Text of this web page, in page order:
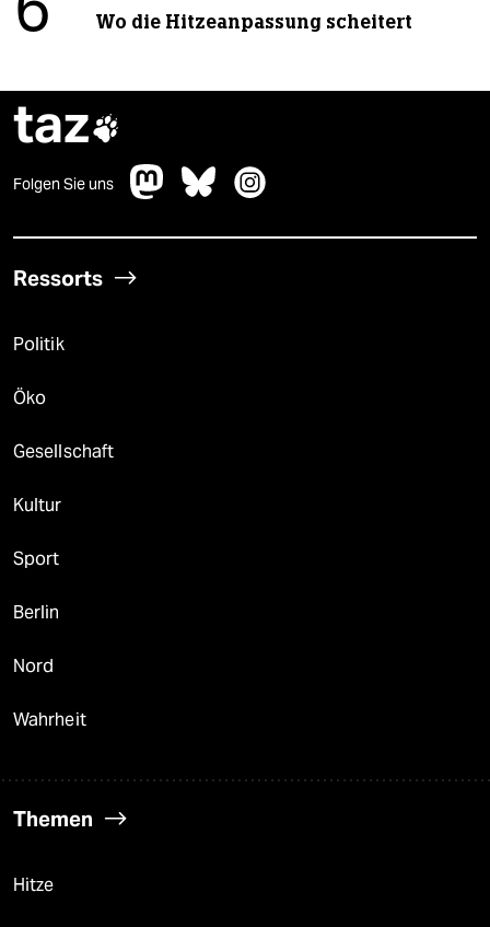
6 Wo die Hitzeanpassung scheitert
taz
Folgen Sie uns
Ressorts
Politik
Öko
Gesellschaft
Kultur
Sport
Berlin
Nord
Wahrheit
Themen
Hitze